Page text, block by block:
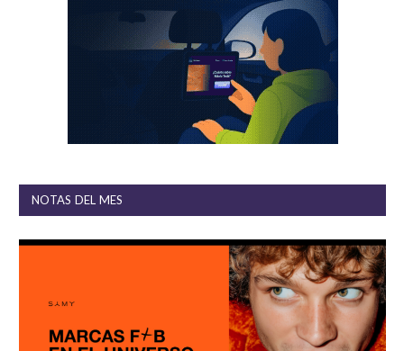
NOTAS DEL MES